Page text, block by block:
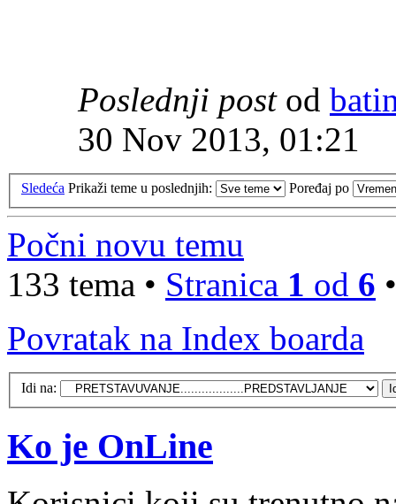
Poslednji post od
30 Nov 2013, 01:21
Sledeća Prikaži teme u poslednjih: Poređaj po
Počni novu temu
133 tema • Stranica 1 od 6
Povratak na Index boarda
Idi na:
Ko je OnLine